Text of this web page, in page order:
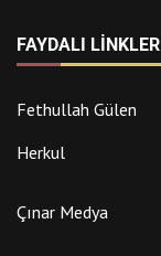
FAYDALI LINKLER
Fethullah Gülen
Herkul
Çınar Medya